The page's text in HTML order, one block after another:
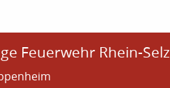
Feuerwehr Rhein-Selz